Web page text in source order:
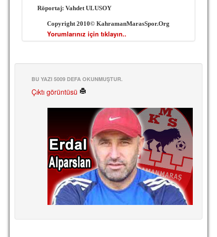
Röportaj: Vahdet ULUSOY
Copyright 2010© KahramanMarasSpor.Org
Yorumlarınız için tıklayın..
BU YAZI 5009 DEFA OKUNMUŞTUR.
Çıktı görüntüsü